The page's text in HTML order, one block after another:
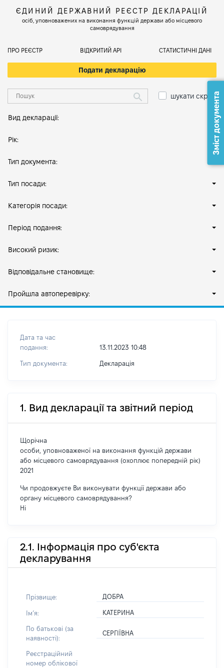
ЄДИНИЙ ДЕРЖАВНИЙ РЕЄСТР ДЕКЛАРАЦІЙ
осіб, уповноважених на виконання функцій держави або місцевого
самоврядування
ПРО РЕЄСТР ВІДКРИТИЙ АРІ СТАТИСТИЧНІ ДАНІ
Подати декларацію
шукати скрізь
Вид декларації:
Рік:
Тип документа:
Тип посади:
Категорія посади:
Період подання:
Високий ризик:
Відповідальне становище:
Пройшла автоперевірку:
Дата та час
подання:
13.11.2023 10:48
Тип документа: Декларація
1. Вид декларації та звітний період
Щорічна
особи, уповноваженої на виконання функцій держави
або місцевого самоврядування (охоплює попередній рік)
2021
Чи продовжуєте Ви виконувати функції держави або
органу місцевого самоврядування?
Ні
2.1. Інформація про суб'єкта
декларування
Прізвище: ДОБРА
Імʼя: КАТЕРИНА
По батькові (за
наявності):
СЕРГІЇВНА
Реєстраційний
номер облікової
Зміст документа